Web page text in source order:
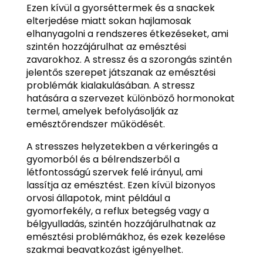
Ezen kívül a gyorséttermek és a snackek
elterjedése miatt sokan hajlamosak
elhanyagolni a rendszeres étkezéseket, ami
szintén hozzájárulhat az emésztési
zavarokhoz. A stressz és a szorongás szintén
jelentős szerepet játszanak az emésztési
problémák kialakulásában. A stressz
hatására a szervezet különböző hormonokat
termel, amelyek befolyásolják az
emésztőrendszer működését.
A stresszes helyzetekben a vérkeringés a
gyomorból és a bélrendszerből a
létfontosságú szervek felé irányul, ami
lassítja az emésztést. Ezen kívül bizonyos
orvosi állapotok, mint például a
gyomorfekély, a reflux betegség vagy a
bélgyulladás, szintén hozzájárulhatnak az
emésztési problémákhoz, és ezek kezelése
szakmai beavatkozást igényelhet.